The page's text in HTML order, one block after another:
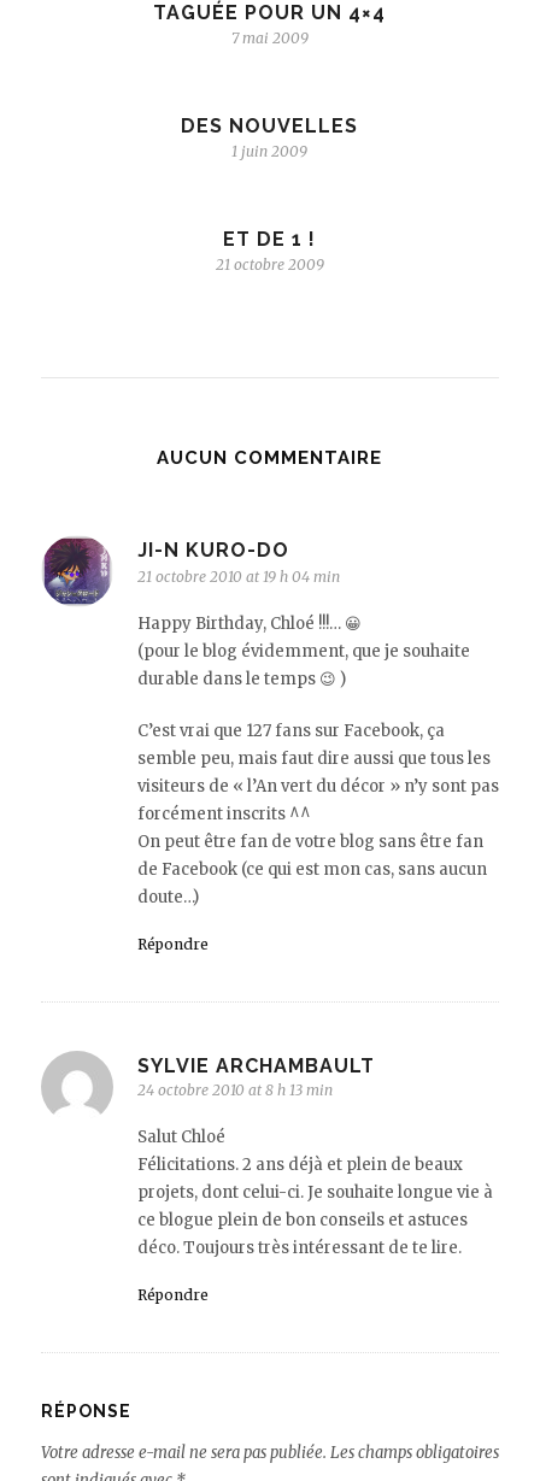
TAGUÉE POUR UN 4×4
7 mai 2009
DES NOUVELLES
1 juin 2009
ET DE 1 !
21 octobre 2009
AUCUN COMMENTAIRE
JI-N KURO-DO
21 octobre 2010 at 19 h 04 min
Happy Birthday, Chloé !!!… 😀
(pour le blog évidemment, que je souhaite
durable dans le temps 😉 )
C’est vrai que 127 fans sur Facebook, ça
semble peu, mais faut dire aussi que tous les
visiteurs de « l’An vert du décor » n’y sont pas
forcément inscrits ^^
On peut être fan de votre blog sans être fan
de Facebook (ce qui est mon cas, sans aucun
doute…)
Répondre
SYLVIE ARCHAMBAULT
24 octobre 2010 at 8 h 13 min
Salut Chloé
Félicitations. 2 ans déjà et plein de beaux
projets, dont celui-ci. Je souhaite longue vie à
ce blogue plein de bon conseils et astuces
déco. Toujours très intéressant de te lire.
Répondre
RÉPONSE
Votre adresse e-mail ne sera pas publiée. Les champs obligatoires